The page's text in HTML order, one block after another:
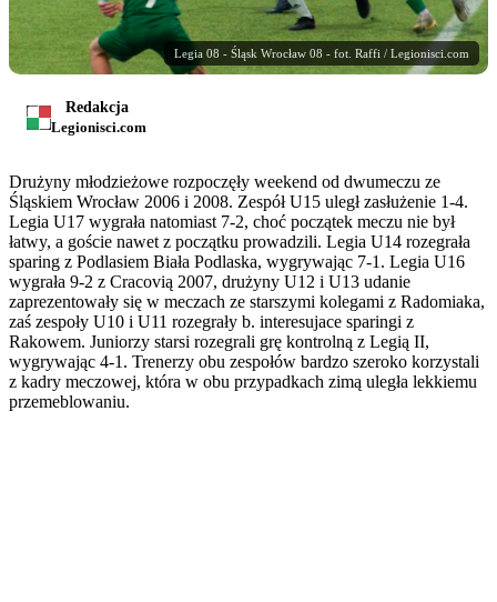
Legia 08 - Śląsk Wrocław 08 - fot. Raffi / Legionisci.com
Redakcja
Legionisci.com
Drużyny młodzieżowe rozpoczęły weekend od dwumeczu ze
Śląskiem Wrocław 2006 i 2008. Zespół U15 uległ zasłużenie 1-4.
Legia U17 wygrała natomiast 7-2, choć początek meczu nie był
łatwy, a goście nawet z początku prowadzili. Legia U14 rozegrała
sparing z Podlasiem Biała Podlaska, wygrywając 7-1. Legia U16
wygrała 9-2 z Cracovią 2007, drużyny U12 i U13 udanie
zaprezentowały się w meczach ze starszymi kolegami z Radomiaka,
zaś zespoły U10 i U11 rozegrały b. interesujace sparingi z
Rakowem. Juniorzy starsi rozegrali grę kontrolną z Legią II,
wygrywając 4-1. Trenerzy obu zespołów bardzo szeroko korzystali
z kadry meczowej, która w obu przypadkach zimą uległa lekkiemu
przemeblowaniu.